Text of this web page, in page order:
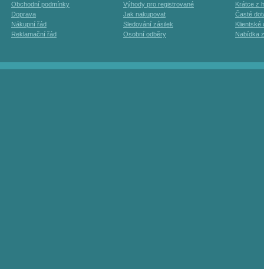
Obchodní podmínky
Doprava
Nákupní řád
Reklamační řád
Výhody pro registrované
Jak nakupovat
Sledování zásilek
Osobní odběry
Krátce z
Časté
Klientské
Nabídka